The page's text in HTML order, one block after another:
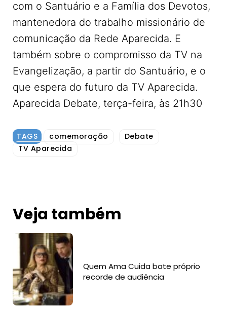
com o Santuário e a Família dos Devotos,
mantenedora do trabalho missionário de
comunicação da Rede Aparecida. E
também sobre o compromisso da TV na
Evangelização, a partir do Santuário, e o
que espera do futuro da TV Aparecida.
Aparecida Debate, terça-feira, às 21h30
TAGS comemoração
Debate
TV Aparecida
Veja também
Quem Ama Cuida bate próprio
recorde de audiência